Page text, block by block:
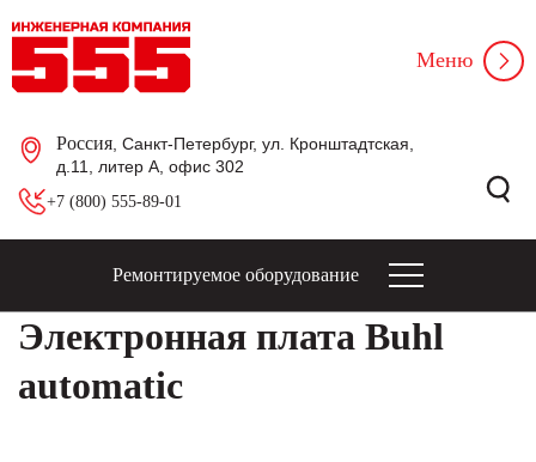
Россия , Санкт-Петербург, ул. Кронштадтская,
д.11, литер А, офис 302
+7 (800) 555-89-01
Меню
Ремонтируемое оборудование
Электронная плата Buhl
automatic